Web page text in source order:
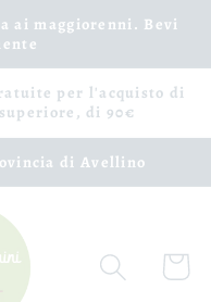
ai maggiorenni. Bevi
per l'acquisto di
di 90€
di Avellino
Carrito